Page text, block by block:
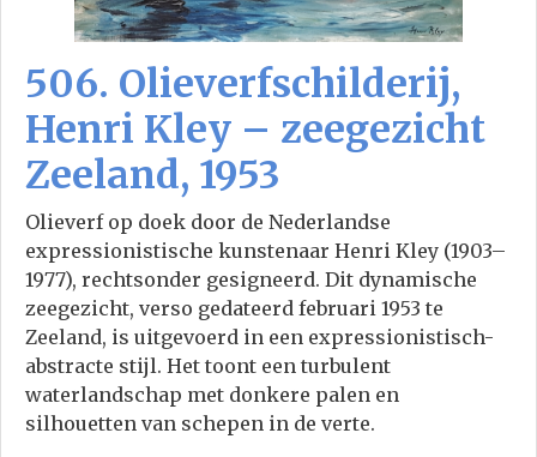
506. Olieverfschilderij,
Henri Kley – zeegezicht
Zeeland, 1953
Olieverf op doek door de Nederlandse
expressionistische kunstenaar Henri Kley (1903–
1977), rechtsonder gesigneerd. Dit dynamische
zeegezicht, verso gedateerd februari 1953 te
Zeeland, is uitgevoerd in een expressionistisch-
abstracte stijl. Het toont een turbulent
waterlandschap met donkere palen en
silhouetten van schepen in de verte.